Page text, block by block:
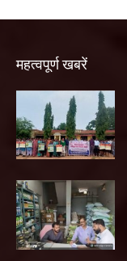
महत्वपूर्ण खबरें